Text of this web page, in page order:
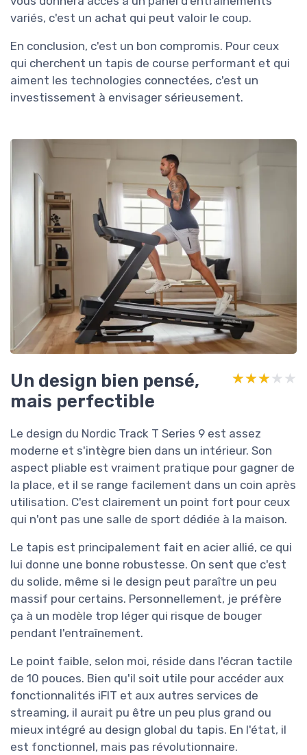
variés, c'est un achat qui peut valoir le coup.
En conclusion, c'est un bon compromis. Pour ceux
qui cherchent un tapis de course performant et qui
aiment les technologies connectées, c'est un
investissement à envisager sérieusement.
Un design bien pensé,
mais perfectible
★★★★★
★★★★★
Le design du Nordic Track T Series 9 est assez
moderne et s'intègre bien dans un intérieur. Son
aspect pliable est vraiment pratique pour gagner de
la place, et il se range facilement dans un coin après
utilisation. C'est clairement un point fort pour ceux
qui n'ont pas une salle de sport dédiée à la maison.
Le tapis est principalement fait en acier allié, ce qui
lui donne une bonne robustesse. On sent que c'est
du solide, même si le design peut paraître un peu
massif pour certains. Personnellement, je préfère
ça à un modèle trop léger qui risque de bouger
pendant l'entraînement.
Le point faible, selon moi, réside dans l'écran tactile
de 10 pouces. Bien qu'il soit utile pour accéder aux
fonctionnalités iFIT et aux autres services de
streaming, il aurait pu être un peu plus grand ou
mieux intégré au design global du tapis. En l'état, il
est fonctionnel, mais pas révolutionnaire.